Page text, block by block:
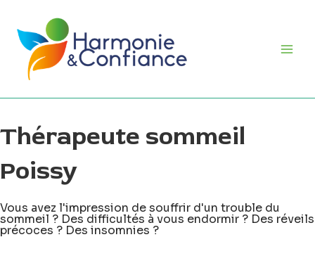
contenu
Thérapeute sommeil
Poissy
Vous avez l'impression de souffrir d'un trouble du
sommeil ? Des difficultés à vous endormir ? Des réveils
précoces ? Des insomnies ?